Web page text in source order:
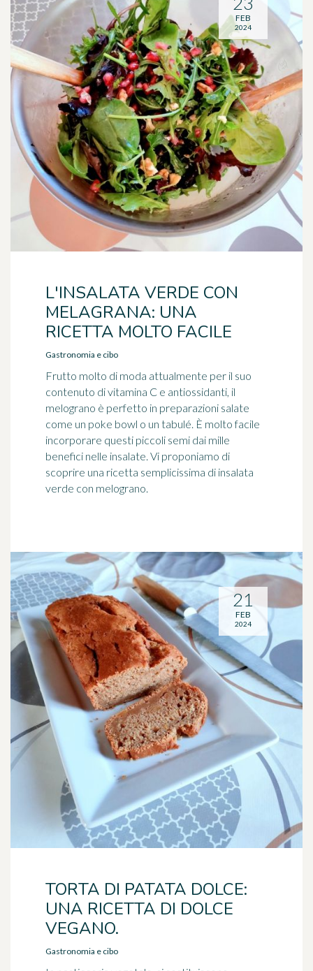
L'INSALATA VERDE CON
MELAGRANA: UNA
RICETTA MOLTO FACILE
Gastronomia e cibo
Frutto molto di moda attualmente per il suo
contenuto di vitamina C e antiossidanti, il
melograno è perfetto in preparazioni salate
come un poke bowl o un tabulé. È molto facile
incorporare questi piccoli semi dai mille
benefici nelle insalate. Vi proponiamo di
scoprire una ricetta semplicissima di insalata
verde con melograno.
FEB
2024
TORTA DI PATATA DOLCE:
UNA RICETTA DI DOLCE
VEGANO.
Gastronomia e cibo
21
FEB
2024